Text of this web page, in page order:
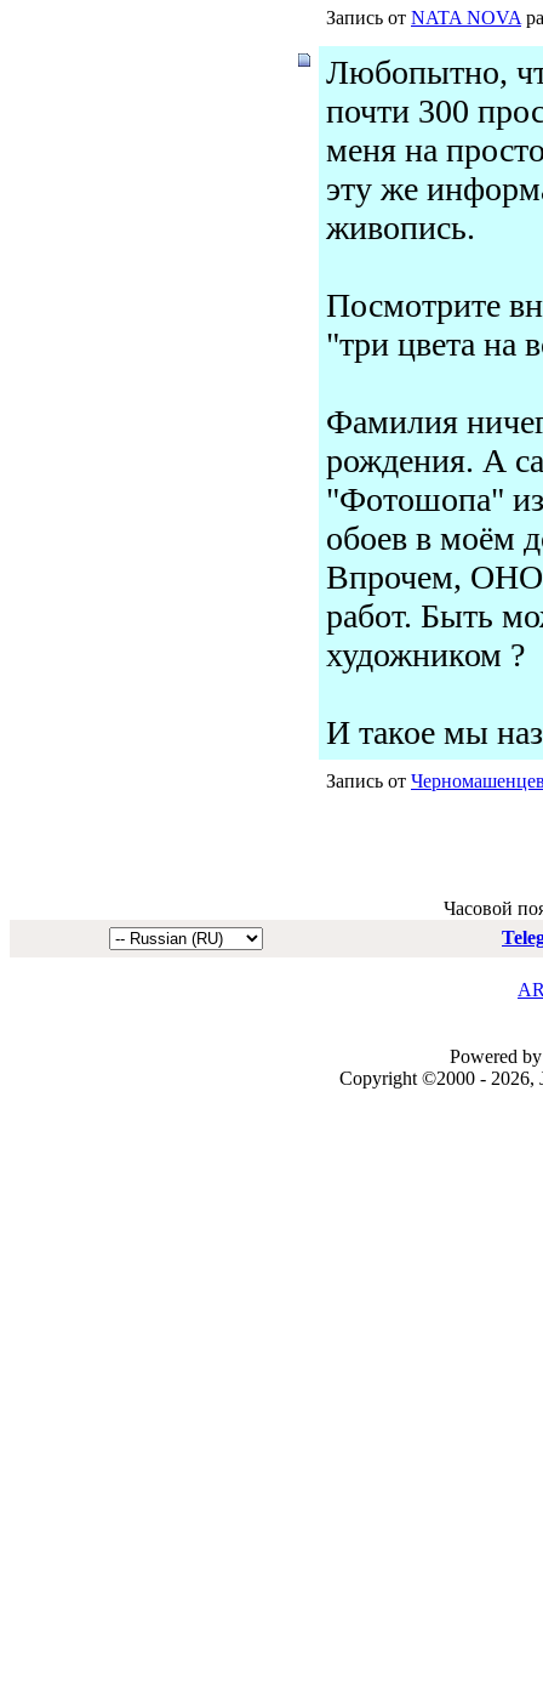
Запись от NATA NOVA
Любопытно,
почти 300
меня на
эту же
живопись.
Посмотрите
"три цвета на
Фамилия
рождения. А
"Фотошопа"
обоев в моём
Впрочем, ОНО
работ. Быть
художником ?
И такое мы
Запись от
Часовой
Powered
Copyright ©2000 - 2026,